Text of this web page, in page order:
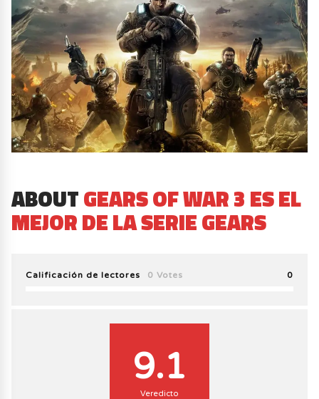
ABOUTGEARS OF WAR 3 ES EL
MEJOR DE LA SERIE GEARS
Calificación de lectores 0 Votes 0
9.1
Veredicto